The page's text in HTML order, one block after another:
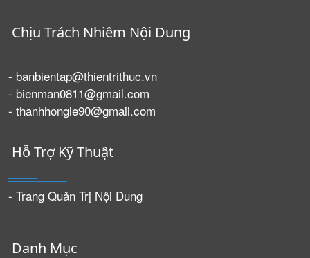
Chịu Trách Nhiêm Nội Dung
- banbientap@thientrithuc.vn
- bienman0811@gmail.com
- thanhhongle90@gmail.com
Hỗ Trợ Kỹ Thuật
- Trang Quản Trị Nội Dung
Danh Mục